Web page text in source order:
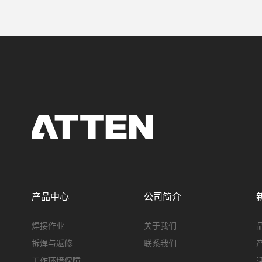
产品中心
焊接作业
拆焊与返修
公司简介
关于我们
联系我们